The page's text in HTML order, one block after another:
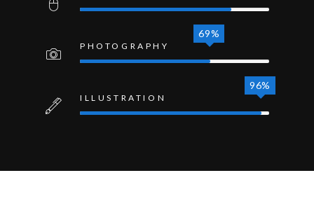
PHOTOGRAPHY
69%
ILLUSTRATION
96%